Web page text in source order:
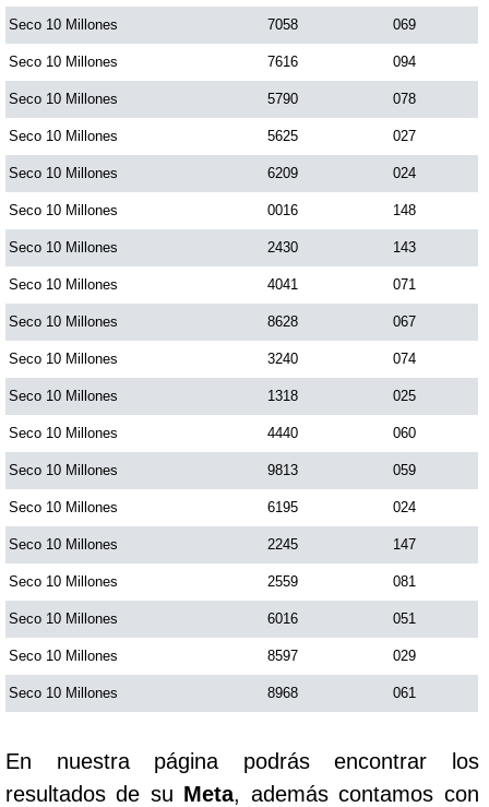
Saman de la suerte
Sinuano Día
Sinuano Noche
Super Chontico Noche
Seco 10 Millones 7058 069
Seco 10 Millones 7616 094
Seco 10 Millones 5790 078
Seco 10 Millones 5625 027
Seco 10 Millones 6209 024
Seco 10 Millones 0016 148
Seco 10 Millones 2430 143
Seco 10 Millones 4041 071
Seco 10 Millones 8628 067
Seco 10 Millones 3240 074
Seco 10 Millones 1318 025
Seco 10 Millones 4440 060
Seco 10 Millones 9813 059
Seco 10 Millones 6195 024
Seco 10 Millones 2245 147
Seco 10 Millones 2559 081
Seco 10 Millones 6016 051
Seco 10 Millones 8597 029
Seco 10 Millones 8968 061
En nuestra página podrás encontrar los
resultados de su Meta, además contamos con